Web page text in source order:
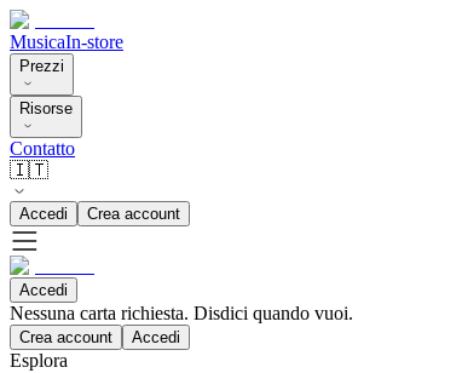
MusicaIn-store
Prezzi
Risorse
Contatto
🇮🇹
Accedi Crea account
Accedi
Nessuna carta richiesta. Disdici quando vuoi.
Crea account Accedi
Esplora